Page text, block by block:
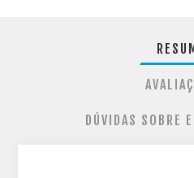
DÚVIDAS SOBRE